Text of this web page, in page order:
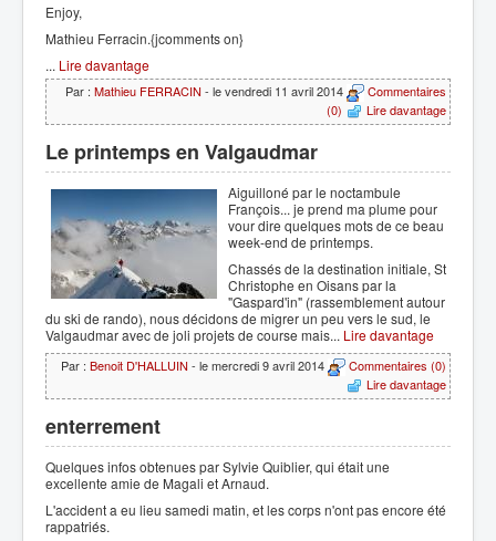
Enjoy,
Mathieu Ferracin.{jcomments on}
... Lire davantage
Par : Mathieu FERRACIN - le vendredi 11 avril 2014
Commentaires
(0)
Lire davantage
Le printemps en Valgaudmar
Aiguilloné par le noctambule
François... je prend ma plume pour
vour dire quelques mots de ce beau
week-end de printemps.
Chassés de la destination initiale, St
Christophe en Oisans par la
"Gaspard'in" (rassemblement autour
du ski de rando), nous décidons de migrer un peu vers le sud, le
Valgaudmar avec de joli projets de course mais... Lire davantage
Par : Benoit D'HALLUIN - le mercredi 9 avril 2014
Commentaires (0)
Lire davantage
enterrement
Quelques infos obtenues par Sylvie Quiblier, qui était une
excellente amie de Magali et Arnaud.
L'accident a eu lieu samedi matin, et les corps n'ont pas encore été
rappatriés.